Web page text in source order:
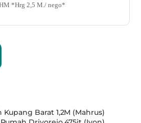
*Hrg 2,5 M./ nego*
Barat 1,2M (Mahrus)